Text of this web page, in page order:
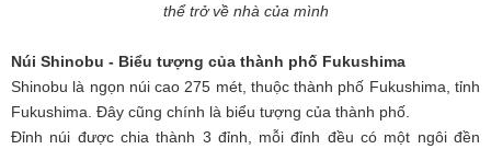
thể trở về nhà của mình
Núi Shinobu - Biểu tượng của thành phố Fukushima
Shinobu là ngọn núi cao 275 mét, thuộc thành phố Fukushima, tỉnh
Fukushima. Đây cũng chính là biểu tượng của thành phố.
Đỉnh núi được chia thành 3 đỉnh, mỗi đỉnh đều có một ngôi đền